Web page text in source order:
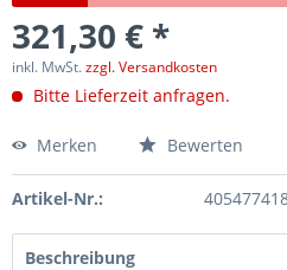
321,30 € *
inkl. MwSt.zzgl. Versandkosten
Bitte Lieferzeit anfragen.
Merken Bewerten
Artikel-Nr.:
Beschreibung